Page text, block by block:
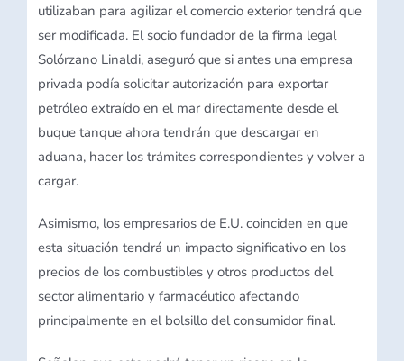
utilizaban para agilizar el comercio exterior tendrá que
ser modificada. El socio fundador de la firma legal
Solórzano Linaldi, aseguró que si antes una empresa
privada podía solicitar autorización para exportar
petróleo extraído en el mar directamente desde el
buque tanque ahora tendrán que descargar en
aduana, hacer los trámites correspondientes y volver a
cargar.
Asimismo, los empresarios de E.U. coinciden en que
esta situación tendrá un impacto significativo en los
precios de los combustibles y otros productos del
sector alimentario y farmacéutico afectando
principalmente en el bolsillo del consumidor final.